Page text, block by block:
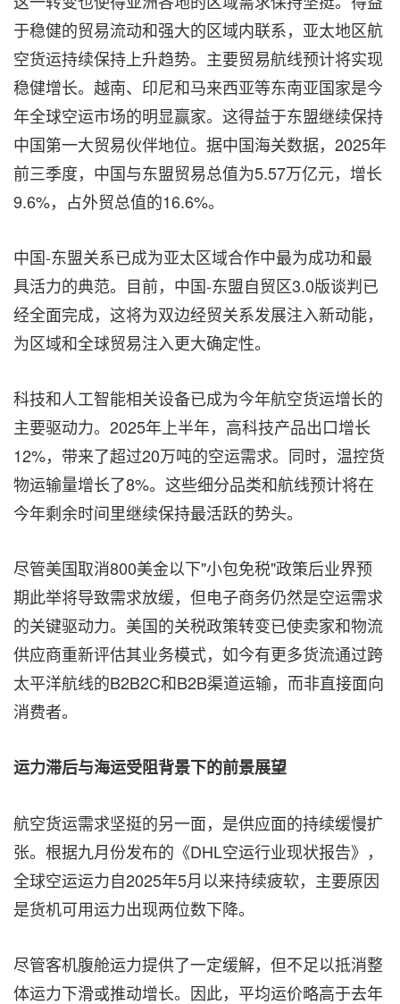
于稳健的贸易流动和强大的区域内联系，亚太地区航
空货运持续保持上升趋势。主要贸易航线预计将实现
稳健增长。越南、印尼和马来西亚等东南亚国家是今
年全球空运市场的明显赢家。这得益于东盟继续保持
中国第一大贸易伙伴地位。据中国海关数据，2025年
前三季度，中国与东盟贸易总值为5.57万亿元，增长
9.6%，占外贸总值的16.6%。
中国-东盟关系已成为亚太区域合作中最为成功和最
具活力的典范。目前，中国-东盟自贸区3.0版谈判已
经全面完成，这将为双边经贸关系发展注入新动能，
为区域和全球贸易注入更大确定性。
科技和人工智能相关设备已成为今年航空货运增长的
主要驱动力。2025年上半年，高科技产品出口增长
12%，带来了超过20万吨的空运需求。同时，温控货
物运输量增长了8%。这些细分品类和航线预计将在
今年剩余时间里继续保持最活跃的势头。
尽管美国取消800美金以下"小包免税"政策后业界预
期此举将导致需求放缓，但电子商务仍然是空运需求
的关键驱动力。美国的关税政策转变已使卖家和物流
供应商重新评估其业务模式，如今有更多货流通过跨
太平洋航线的B2B2C和B2B渠道运输，而非直接面向
消费者。
运力滞后与海运受阻背景下的前景展望
航空货运需求坚挺的另一面，是供应面的持续缓慢扩
张。根据九月份发布的《DHL空运行业现状报告》，
全球空运运力自2025年5月以来持续疲软，主要原因
是货机可用运力出现两位数下降。
尽管客机腹舱运力提供了一定缓解，但不足以抵消整
体运力下滑或推动增长。因此，平均运价略高于去年